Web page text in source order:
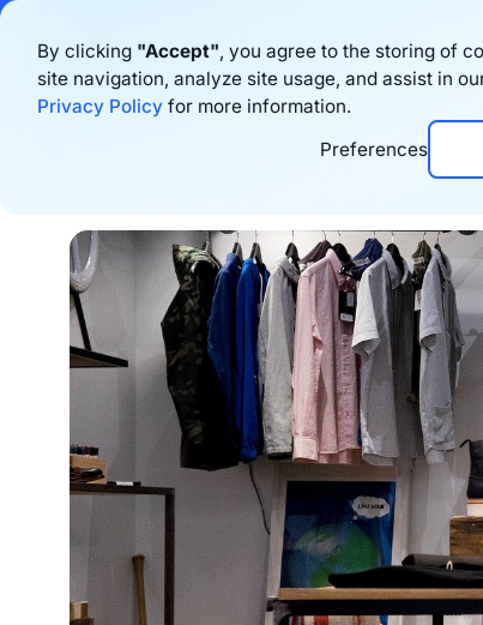
By clicking "Accept", you agree to the storing of
site navigation, analyze site usage, and assist in
Privacy Policyfor more information.
Preferences
Bigblue
Productos
Cómo